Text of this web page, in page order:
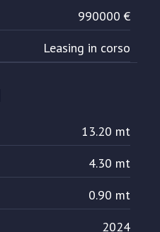
990000 €
Leasing in corso
13.20 mt
4.30 mt
0.90 mt
2024